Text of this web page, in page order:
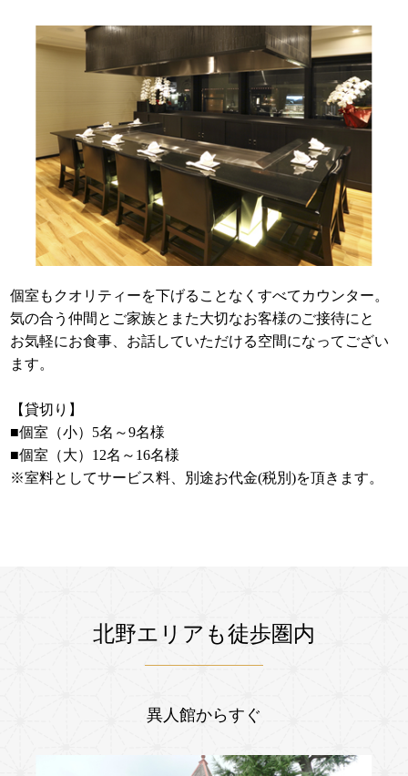
個室もクオリティーを下げることなくすべてカウンター。
気の合う仲間とご家族とまた大切なお客様のご接待にと
お気軽にお食事、お話していただける空間になってござい
ます。
【貸切り】
■個室（小）5名～9名様
■個室（大）12名～16名様
※室料としてサービス料、別途お代金(税別)を頂きます。
北野エリアも徒歩圏内
異人館からすぐ